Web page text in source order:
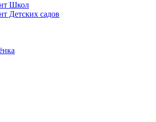
Школ
Детских садов